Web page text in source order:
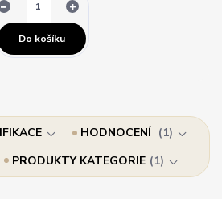
Do košíku
HODNOCENÍ
1
PRODUKTY KATEGORIE 1